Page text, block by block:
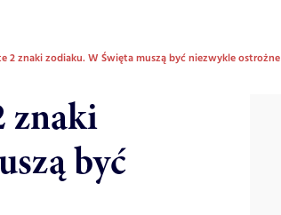
2 znaki zodiaku. W Święta muszą być niezwykle ostrożne
znaki
być